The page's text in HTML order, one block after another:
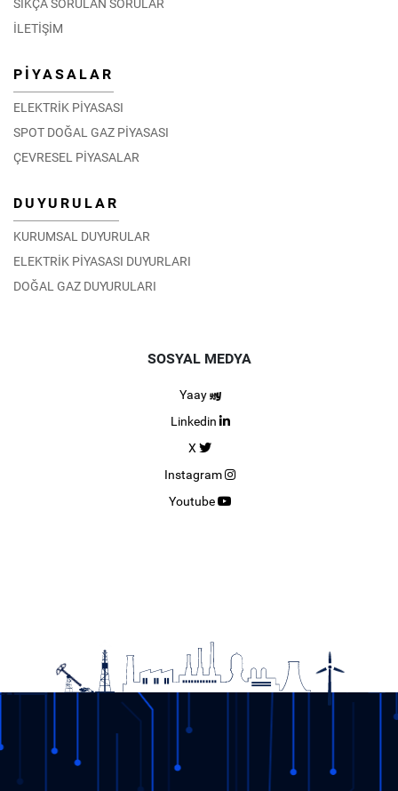
SIKÇA SORULAN SORULAR
İLETİŞİM
PİYASALAR
ELEKTRİK PİYASASI
SPOT DOĞAL GAZ PİYASASI
ÇEVRESEL PİYASALAR
DUYURULAR
KURUMSAL DUYURULAR
ELEKTRİK PİYASASI DUYURLARI
DOĞAL GAZ DUYURULARI
SOSYAL MEDYA
Yaay
Linkedin
X
Instagram
Youtube